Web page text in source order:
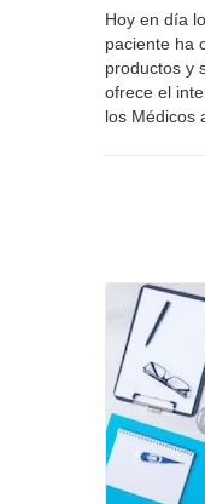
Hoy en día
paciente ha
productos y
ofrece el
los Médicos